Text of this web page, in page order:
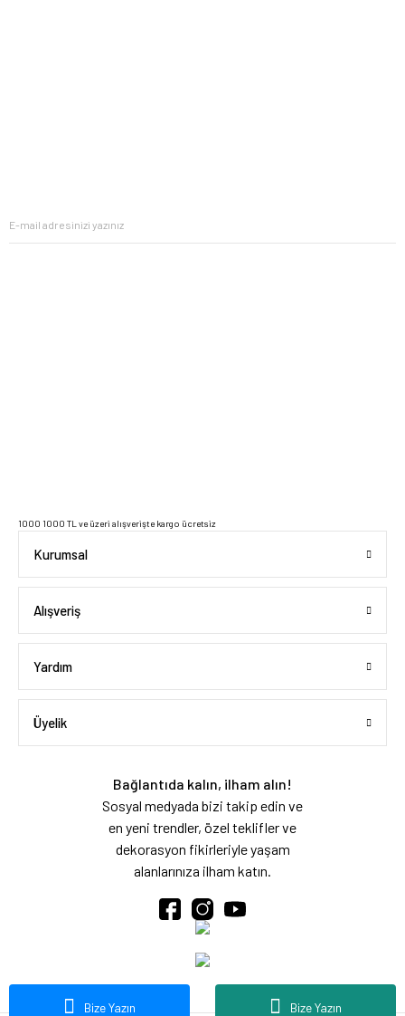
Bize Yazın
Bize Yazın
1000 1000 TL ve üzeri alışverişte kargo ücretsiz
Kurumsal
Alışveriş
Yardım
Üyelik
Bağlantıda kalın, ilham alın!
Sosyal medyada bizi takip edin ve
en yeni trendler, özel teklifler ve
dekorasyon fikirleriyle yaşam
alanlarınıza ilham katın.